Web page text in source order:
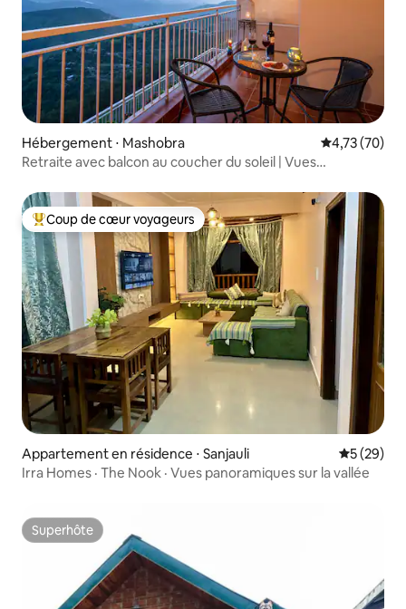
Hébergement ⋅ Mashobra Évaluation
4,73 (70)
Retraite avec balcon au coucher du soleil | Vues
Coups de cœur voyageurs les plus appréciés
Coup de cœur voyageurs
Appartement en résidence ⋅ Sanjauli
5 (29)
Irra Homes · The Nook · Vues panoramiques sur la vallée
Superhôte
Superhôte